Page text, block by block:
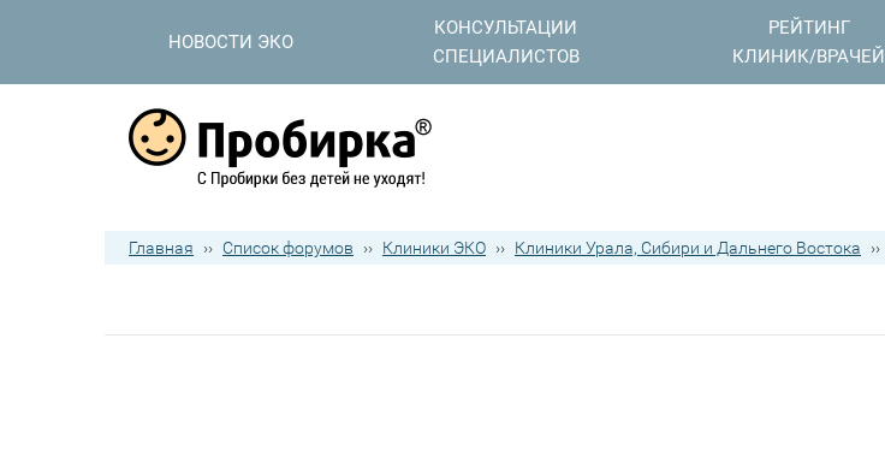
НОВОСТИ ЭКО
КОНСУЛЬТАЦИИ
СПЕЦИАЛИСТОВ
РЕЙТИНГ
КЛИНИК/ВРАЧЕЙ
Главная ›› Список форумов ›› Клиники ЭКО ›› Клиники Урала, Сибири и Дальнего Востока ››